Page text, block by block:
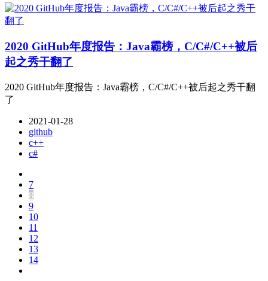
2020 GitHub年度报告：Java霸榜，C/C#/C++被后
起之秀干翻了
2020 GitHub年度报告：Java霸榜，C/C#/C++被后起之秀干翻
了
2021-01-28
github
c++
c#
7
8
9
10
11
12
13
14